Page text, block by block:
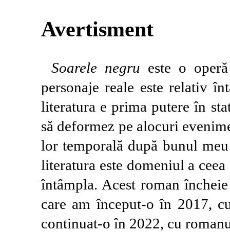
Avertisment
Soarele negru este o
personaje reale este relativ
literatura e prima putere în
să deformez pe alocuri
lor temporală după bunul
literatura este domeniul a
întâmpla. Acest roman
care am început-o în 2017,
continuat-o în 2022, cu